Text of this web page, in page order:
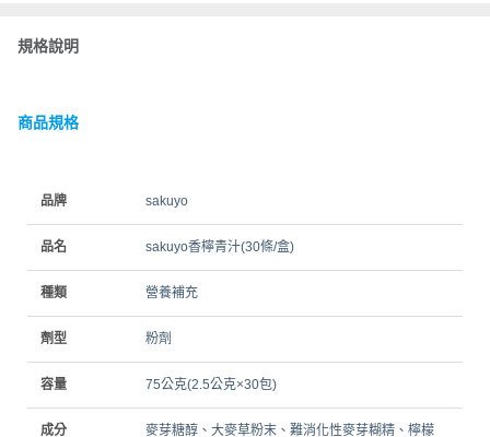
規格說明
商品規格
品牌 sakuyo
品名 sakuyo香檸青汁(30條/盒)
種類 營養補充
劑型 粉劑
容量 75公克(2.5公克×30包)
成分
麥芽糖醇、大麥草粉末、難消化性麥芽糊精、檸檬